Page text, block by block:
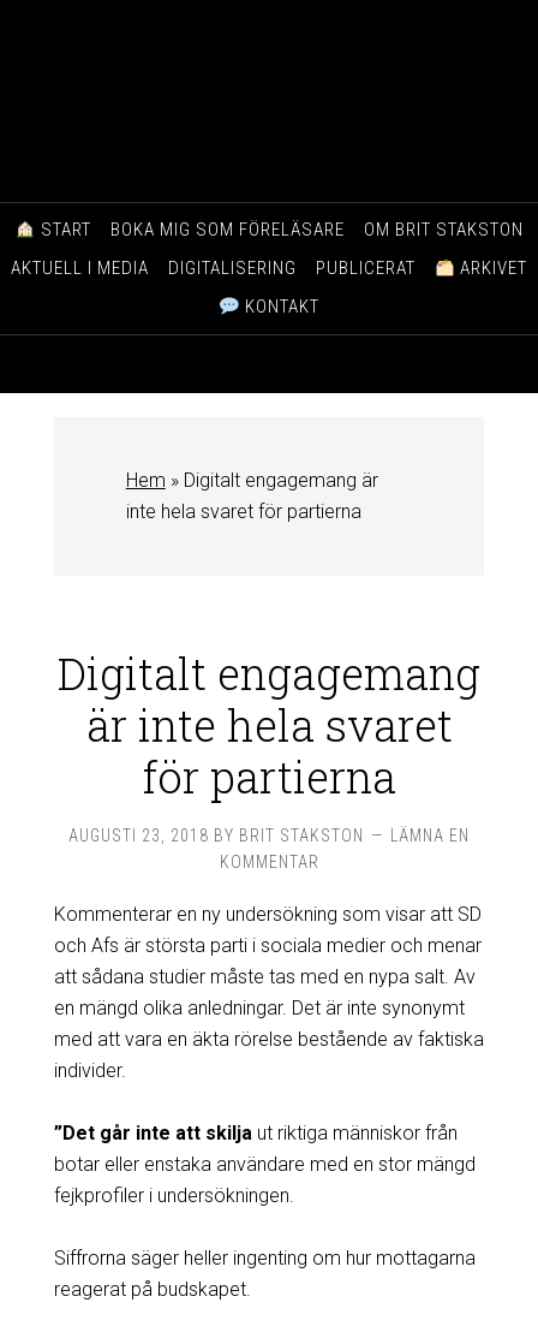
START BOKA MIG SOM FÖRELÄSARE
OM BRIT STAKSTON
AKTUELL I MEDIA
DIGITALISERING PUBLICERAT
ARKIVET
KONTAKT
Hem » Digitalt engagemang är
inte hela svaret för partierna
Digitalt engagemang
är inte hela svaret
för partierna
AUGUSTI 23, 2018 BY BRIT STAKSTON
LÄMNA EN
KOMMENTAR
Kommenterar en ny undersökning som visar att SD
och Afs är största parti i sociala medier och menar
att sådana studier måste tas med en nypa salt. Av
en mängd olika anledningar. Det är inte synonymt
med att vara en äkta rörelse bestående av faktiska
individer.
”Det går inte att skilja ut riktiga människor från
botar eller enstaka användare med en stor mängd
fejkprofiler i undersökningen.
Siffrorna säger heller ingenting om hur mottagarna
reagerat på budskapet.